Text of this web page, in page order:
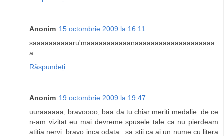
Anonim 15 octombrie 2009 la 16:11
saaaaaaaaaaru'maaaaaaaaaaanaaaaaaaaaaaaaaaaaaaa
a
Răspundeți
Anonim 19 octombrie 2009 la 19:47
uuraaaaaa, bravoooo, baa da tu chiar meriti medalie. de ce
n-am vizitat eu mai devreme spusele tale ca nu pierdeam
atitia nervi. bravo inca odata . sa stii ca ai un nume cu litera